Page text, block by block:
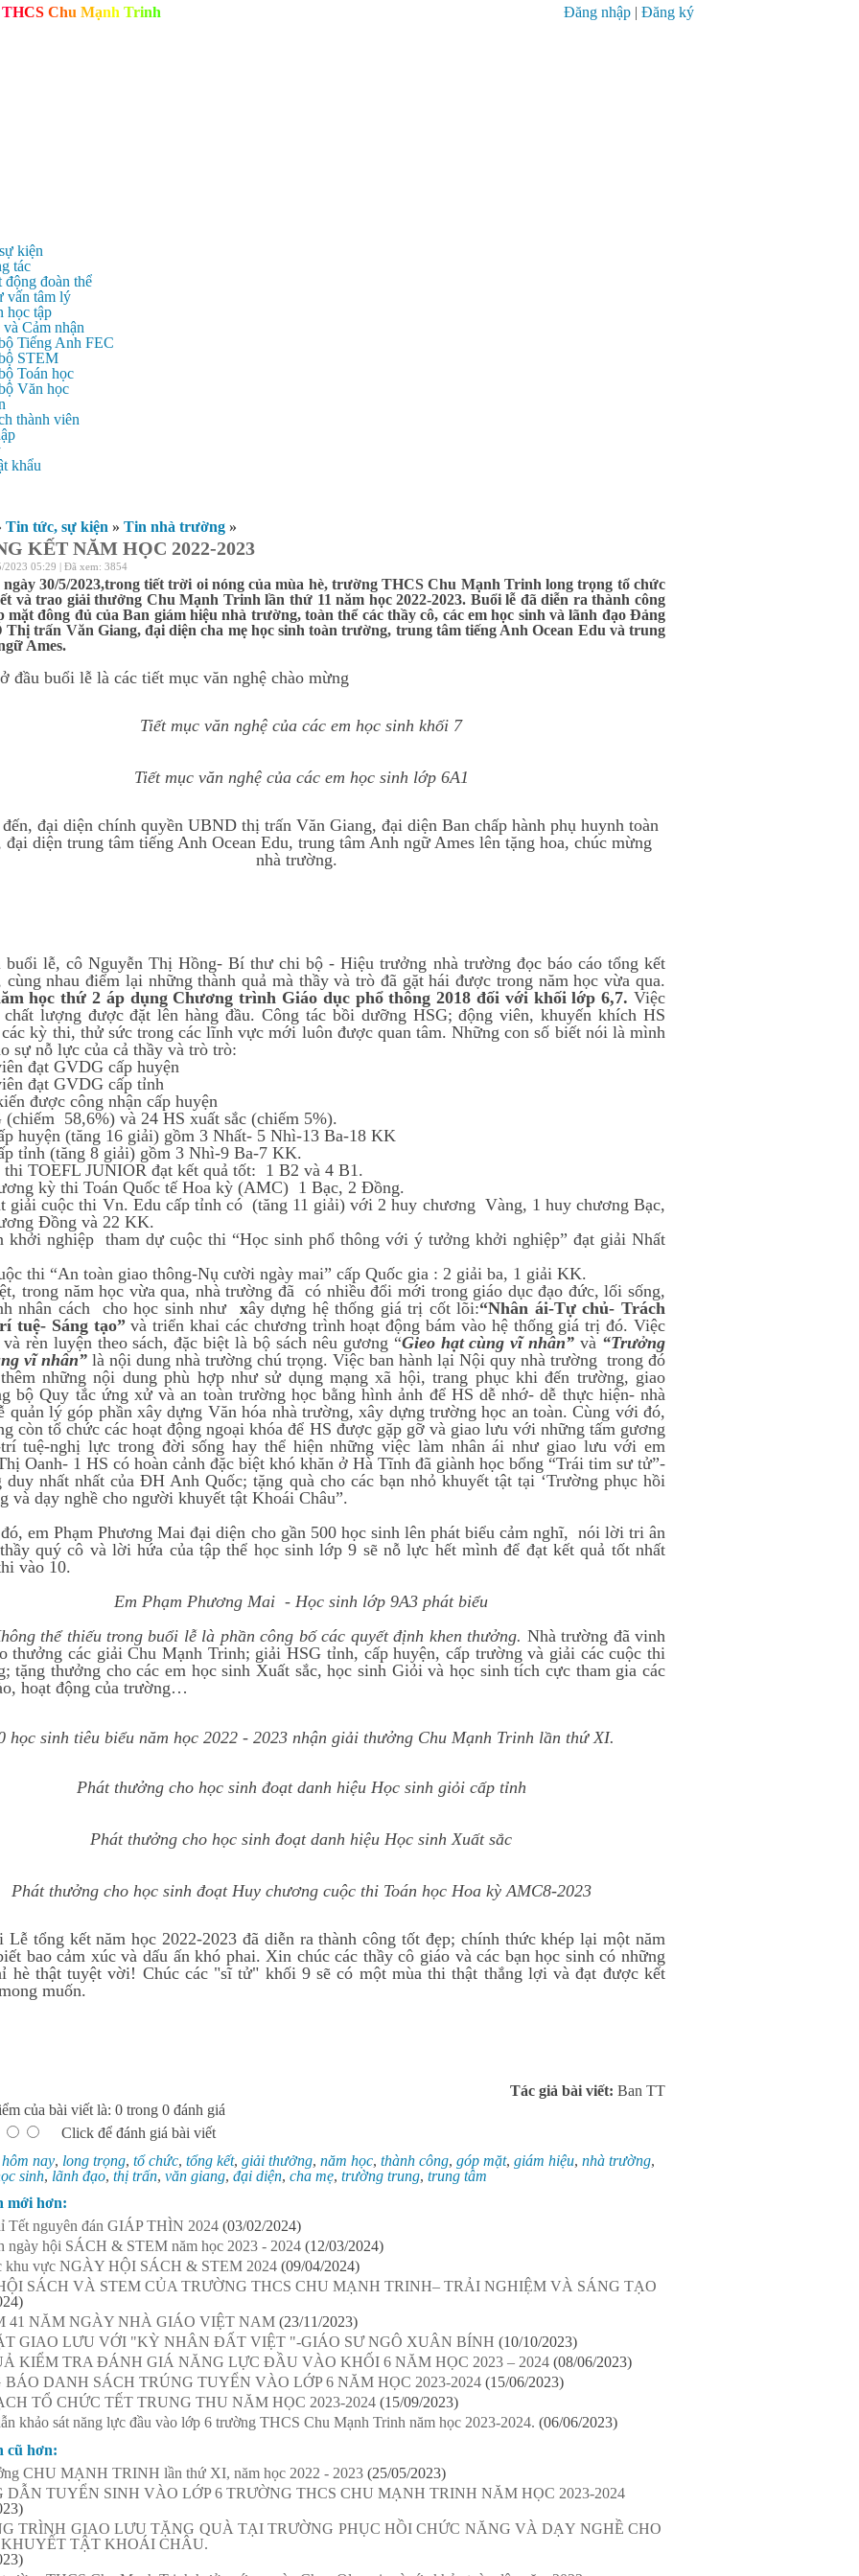
THCS Chu Mạnh Trinh Đăng nhập | Đăng ký
kiện
tác
động đoàn thể
vấn tâm lý
học tập
và Cảm nhận
Tiếng Anh FEC
STEM
Toán học
Văn học
thành viên
khẩu
Tin tức, sự kiện » Tin nhà trường »
KẾT NĂM HỌC 2022-2023
2023 05:29 | Đã xem: 3854
ngày 30/5/2023,trong tiết trời oi nóng của mùa hè, trường THCS Chu Mạnh Trinh long trọng tổ chức
và trao giải thưởng Chu Mạnh Trinh lần thứ 11 năm học 2022-2023. Buổi lễ đã diễn ra thành công
mặt đông đủ của Ban giám hiệu nhà trường, toàn thể các thầy cô, các em học sinh và lãnh đạo Đảng
Thị trấn Văn Giang, đại diện cha mẹ học sinh toàn trường, trung tâm tiếng Anh Ocean Edu và trung
Ames.
buổi lễ là các tiết mục văn nghệ chào mừng
Tiết mục văn nghệ của các em học sinh khối 7
Tiết mục văn nghệ của các em học sinh lớp 6A1
đại diện chính quyền UBND thị trấn Văn Giang, đại diện Ban chấp hành phụ huynh toàn
diện trung tâm tiếng Anh Ocean Edu, trung tâm Anh ngữ Ames lên tặng hoa, chúc mừng
nhà trường.
lễ, cô Nguyễn Thị Hồng- Bí thư chi bộ - Hiệu trưởng nhà trường đọc báo cáo tổng kết
cùng nhau điểm lại những thành quả mà thầy và trò đã gặt hái được trong năm học vừa qua.
học thứ 2 áp dụng Chương trình Giáo dục phổ thông 2018 đối với khối lớp 6,7.Việc
chất lượng được đặt lên hàng đầu. Công tác bồi dưỡng HSG; động viên, khuyến khích HS
kỳ thi, thử sức trong các lĩnh vực mới luôn được quan tâm. Những con số biết nói là mình
sự nỗ lực của cả thầy và trò trò:
đạt GVDG cấp huyện
đạt GVDG cấp tỉnh
được công nhận cấp huyện
(chiếm 58,6%) và 24 HS xuất sắc (chiếm 5%).
huyện (tăng 16 giải) gồm 3 Nhất- 5 Nhì-13 Ba-18 KK
tỉnh (tăng 8 giải) gồm 3 Nhì-9 Ba-7 KK.
thi TOEFL JUNIOR đạt kết quả tốt: 1 B2 và 4 B1.
kỳ thi Toán Quốc tế Hoa kỳ (AMC) 1 Bạc, 2 Đồng.
giải cuộc thi Vn. Edu cấp tỉnh có (tăng 11 giải) với 2 huy chương Vàng, 1 huy chương Bạc,
Đồng và 22 KK.
khởi nghiệp tham dự cuộc thi “Học sinh phổ thông với ý tưởng khởi nghiệp” đạt giải Nhất
thi “An toàn giao thông-Nụ cười ngày mai” cấp Quốc gia : 2 giải ba, 1 giải KK.
trong năm học vừa qua, nhà trường đã có nhiều đổi mới trong giáo dục đạo đức, lối sống,
nhân cách cho học sinh như
xây dựng hệ thống giá trị cốt lõi:“Nhân ái-Tự chủ- Trách
tuệ- Sáng tạo” và triển khai các chương trình hoạt động bám vào hệ thống giá trị đó. Việc
và rèn luyện theo sách, đặc biệt là bộ sách nêu gương “Gieo hạt cùng vĩ nhân” và “Trưởng
vĩ nhân” là nội dung nhà trường chú trọng. Việc ban hành lại Nội quy nhà trường trong đó
những nội dung phù hợp như sử dụng mạng xã hội, trang phục khi đến trường, giao
bộ Quy tắc ứng xử và an toàn trường học bằng hình ảnh để HS dễ nhớ- dễ thực hiện- nhà
quản lý góp phần xây dựng Văn hóa nhà trường, xây dựng trường học an toàn. Cùng với đó,
còn tổ chức các hoạt động ngoại khóa để HS được gặp gỡ và giao lưu với những tấm gương
tuệ-nghị lực trong đời sống hay thể hiện những việc làm nhân ái như giao lưu với em
Oanh- 1 HS có hoàn cảnh đặc biệt khó khăn ở Hà Tĩnh đã giành học bổng “Trái tim sư tử”-
duy nhất nhất của ĐH Anh Quốc; tặng quà cho các bạn nhỏ khuyết tật tại ‘Trường phục hồi
và dạy nghề cho người khuyết tật Khoái Châu”.
em Phạm Phương Mai đại diện cho gần 500 học sinh lên phát biểu cảm nghĩ, nói lời tri ân
quý cô và lời hứa của tập thể học sinh lớp 9 sẽ nỗ lực hết mình để đạt kết quả tốt nhất
vào 10.
Em Phạm Phương Mai - Học sinh lớp 9A3 phát biểu
thiếu trong buổi lễ là phần công bố các quyết định khen thưởng. Nhà trường đã vinh
thưởng các giải Chu Mạnh Trinh; giải HSG tỉnh, cấp huyện, cấp trường và giải các cuộc thi
tặng thưởng cho các em học sinh Xuất sắc, học sinh Giỏi và học sinh tích cực tham gia các
hoạt động của trường…
học sinh tiêu biểu năm học 2022 - 2023 nhận giải thưởng Chu Mạnh Trinh lần thứ XI.
Phát thưởng cho học sinh đoạt danh hiệu Học sinh giỏi cấp tỉnh
Phát thưởng cho học sinh đoạt danh hiệu Học sinh Xuất sắc
Phát thưởng cho học sinh đoạt Huy chương cuộc thi Toán học Hoa kỳ AMC8-2023
tổng kết năm học 2022-2023 đã diễn ra thành công tốt đẹp; chính thức khép lại một năm
bao cảm xúc và dấu ấn khó phai. Xin chúc các thầy cô giáo và các bạn học sinh có những
hè thật tuyệt vời! Chúc các "sĩ tử" khối 9 sẽ có một mùa thi thật thắng lợi và đạt được kết
muốn.
Tác giả bài viết: Ban TT
của bài viết là: 0 trong 0 đánh giá
Click để đánh giá bài viết
hôm nay, long trọng, tổ chức, tổng kết, giải thưởng, năm học, thành công, góp mặt, giám hiệu, nhà trường,
sinh, lãnh đạo, thị trấn, văn giang, đại diện, cha mẹ, trường trung, trung tâm
mới hơn:
Tết nguyên đán GIÁP THÌN 2024 (03/02/2024)
ngày hội SÁCH & STEM năm học 2023 - 2024 (12/03/2024)
khu vực NGÀY HỘI SÁCH & STEM 2024 (09/04/2024)
SÁCH VÀ STEM CỦA TRƯỜNG THCS CHU MẠNH TRINH– TRẢI NGHIỆM VÀ SÁNG TẠO
41 NĂM NGÀY NHÀ GIÁO VIỆT NAM (23/11/2023)
GIAO LƯU VỚI "KỲ NHÂN ĐẤT VIỆT "-GIÁO SƯ NGÔ XUÂN BÍNH (10/10/2023)
KIỂM TRA ĐÁNH GIÁ NĂNG LỰC ĐẦU VÀO KHỐI 6 NĂM HỌC 2023 – 2024 (08/06/2023)
BÁO DANH SÁCH TRÚNG TUYỂN VÀO LỚP 6 NĂM HỌC 2023-2024 (15/06/2023)
TỔ CHỨC TẾT TRUNG THU NĂM HỌC 2023-2024 (15/09/2023)
khảo sát năng lực đầu vào lớp 6 trường THCS Chu Mạnh Trinh năm học 2023-2024. (06/06/2023)
cũ hơn:
CHU MẠNH TRINH lần thứ XI, năm học 2022 - 2023 (25/05/2023)
DẪN TUYỂN SINH VÀO LỚP 6 TRƯỜNG THCS CHU MẠNH TRINH NĂM HỌC 2023-2024
TRÌNH GIAO LƯU TẶNG QUÀ TẠI TRƯỜNG PHỤC HỒI CHỨC NĂNG VÀ DẠY NGHỀ CHO
TẬT KHOÁI CHÂU.